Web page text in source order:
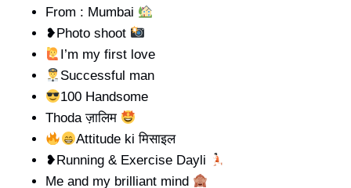
From : Mumbai
❥Photo shoot
I’m my first love
Successful man
100 Handsome
Thoda ज़ालिम
Attitude ki मिसाइल
❥Running & Exercise Dayli
Me and my brilliant mind